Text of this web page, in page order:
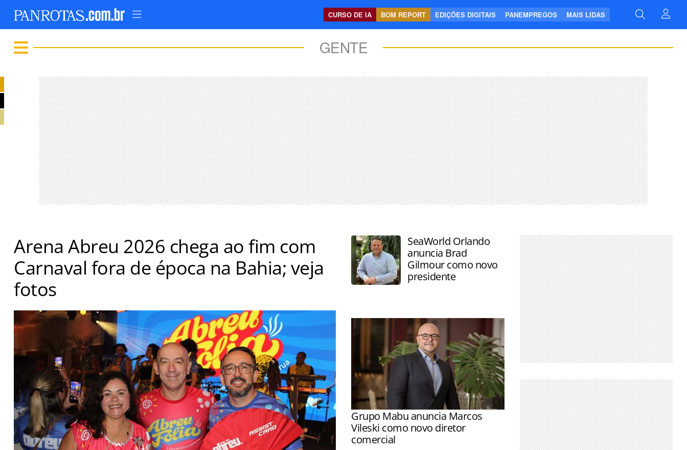
CURSO DE IA BOM REPORT EDIÇÕES DIGITAIS PANEMPREGOS MAIS LIDAS
GENTE
FIQUE LIGADO
Arena Abreu 2026 chega ao fim com
Carnaval fora de época na Bahia; veja
fotos
Evento agitou o trade com músicas clássicas do Axé após agenda de capacitações e
reuniões
SeaWorld Orlando
anuncia Brad
Gilmour como novo
presidente
Grupo Mabu anuncia Marcos
Vileski como novo diretor
comercial